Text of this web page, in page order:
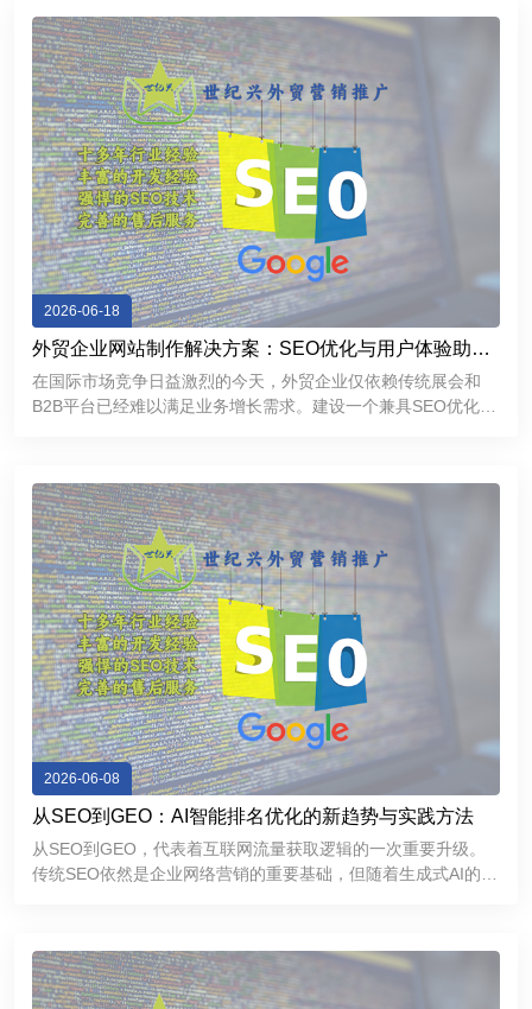
持。
2026-06-18
外贸企业网站制作解决方案：SEO优化与用户体验助力
精准获客
在国际市场竞争日益激烈的今天，外贸企业仅依赖传统展会和
B2B平台已经难以满足业务增长需求。建设一个兼具SEO优化能
任感，提高询盘
2026-06-08
从SEO到GEO：AI智能排名优化的新趋势与实践方法
从SEO到GEO，代表着互联网流量获取逻辑的一次重要升级。
传统SEO依然是企业网络营销的重要基础，但随着生成式AI的普